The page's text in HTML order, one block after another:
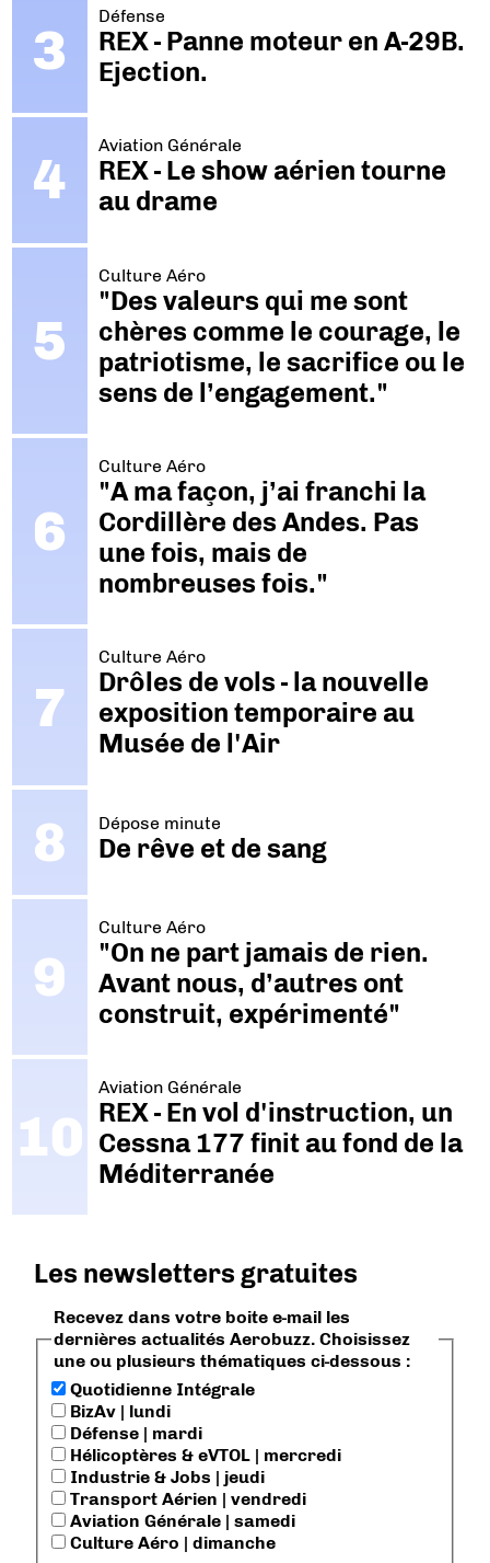
Défense
REX - Panne moteur en A-29B.
Ejection.
Aviation Générale
REX - Le show aérien tourne
au drame
Culture Aéro
"Des valeurs qui me sont
chères comme le courage, le
patriotisme, le sacrifice ou le
sens de l’engagement."
Culture Aéro
"A ma façon, j’ai franchi la
Cordillère des Andes. Pas
une fois, mais de
nombreuses fois."
Culture Aéro
Drôles de vols - la nouvelle
exposition temporaire au
Musée de l'Air
Dépose minute
De rêve et de sang
Culture Aéro
"On ne part jamais de rien.
Avant nous, d’autres ont
construit, expérimenté"
Aviation Générale
REX - En vol d'instruction, un
Cessna 177 finit au fond de la
Méditerranée
Les newsletters gratuites
Recevez dans votre boite e-mail les
dernières actualités Aerobuzz. Choisissez
une ou plusieurs thématiques ci-dessous :
Quotidienne Intégrale
BizAv | lundi
Défense | mardi
Hélicoptères & eVTOL | mercredi
Industrie & Jobs | jeudi
Transport Aérien | vendredi
Aviation Générale | samedi
Culture Aéro | dimanche